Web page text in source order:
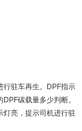
行驻车再生。DPF指示
碳载量多少判断。
灯亮，提示司机进行驻